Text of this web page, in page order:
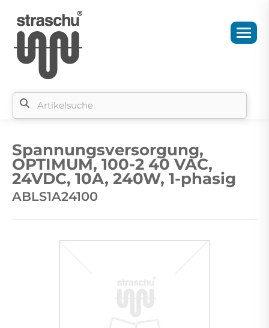
Spannungsversorgung,
OPTIMUM, 100-2 40 VAC,
24VDC, 10A, 240W, 1-phasig
ABLS1A24100